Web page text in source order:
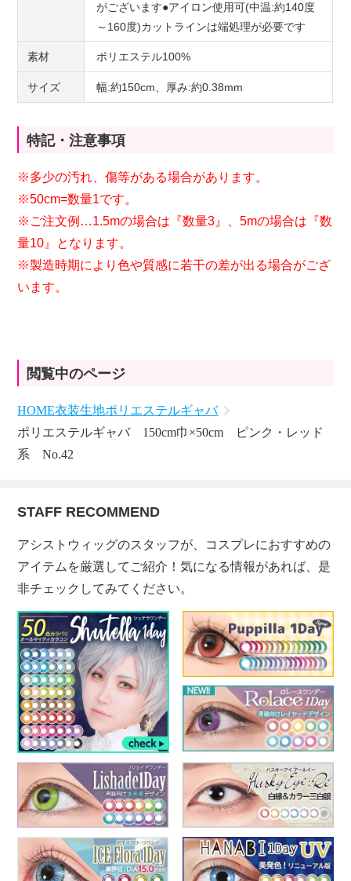
がございます●アイロン使用可(中温:約140度
～160度)カットラインは端処理が必要です
素材 ポリエステル100%
サイズ 幅:約150cm、厚み:約0.38mm
特記・注意事項
※多少の汚れ、傷等がある場合があります。
※50cm=数量1です。
※ご注文例…1.5mの場合は『数量3』、5mの場合は『数
量10』となります。
※製造時期により色や質感に若干の差が出る場合がござ
います。
閲覧中のページ
HOME衣装生地ポリエステルギャバ
ポリエステルギャバ 150cm巾×50cm ピンク・レッド
系 No.42
STAFF RECOMMEND
アシストウィッグのスタッフが、コスプレにおすすめの
アイテムを厳選してご紹介！気になる情報があれば、是
非チェックしてみてください。